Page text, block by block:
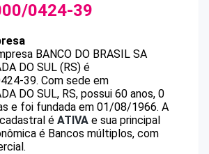
0424-39
BANCO DO BRASIL SA
DO SUL (RS) é
39. Com sede em
DO SUL, RS, possui 60 anos, 0
e foi fundada em 01/08/1966. A
é ATIVA e sua principal
é Bancos múltiplos, com